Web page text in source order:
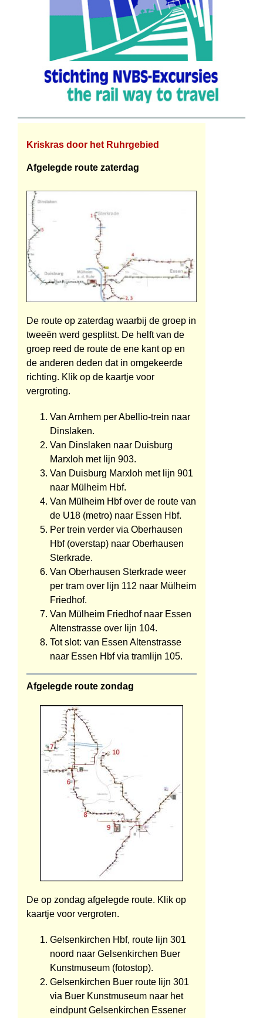
Kriskras door het Ruhrgebied
Afgelegde route zaterdag
De route op zaterdag waarbij de groep in
tweeën werd gesplitst. De helft van de
groep reed de route de ene kant op en
de anderen deden dat in omgekeerde
richting. Klik op de kaartje voor
vergroting.
Van Arnhem per Abellio-trein naar
Dinslaken.
Van Dinslaken naar Duisburg
Marxloh met lijn 903.
Van Duisburg Marxloh met lijn 901
naar Mülheim Hbf.
Van Mülheim Hbf over de route van
de U18 (metro) naar Essen Hbf.
Per trein verder via Oberhausen
Hbf (overstap) naar Oberhausen
Sterkrade.
Van Oberhausen Sterkrade weer
per tram over lijn 112 naar Mülheim
Friedhof.
Van Mülheim Friedhof naar Essen
Altenstrasse over lijn 104.
Tot slot: van Essen Altenstrasse
naar Essen Hbf via tramlijn 105.
Afgelegde route zondag
De op zondag afgelegde route. Klik op
kaartje voor vergroten.
Gelsenkirchen Hbf, route lijn 301
noord naar Gelsenkirchen Buer
Kunstmuseum (fotostop).
Gelsenkirchen Buer route lijn 301
via Buer Kunstmuseum naar het
eindpunt Gelsenkirchen Essener